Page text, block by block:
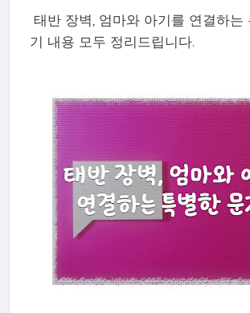
태반 장벽, 엄마와 아기를 연결하는
기 내용 모두 정리드립니다.